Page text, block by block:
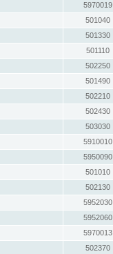
5970019
501040
501330
501110
502250
501490
502210
502430
503030
5910010
5950090
501010
502130
5952030
5952060
5970013
502370